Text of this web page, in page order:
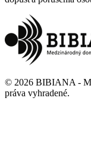
© 2026 BIBIANA -
práva vyhradené.